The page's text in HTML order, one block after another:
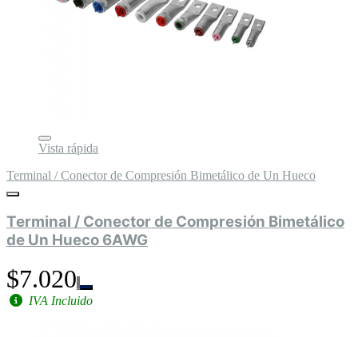
Vista rápida
Terminal / Conector de Compresión Bimetálico de Un Hueco
Terminal / Conector de Compresión Bimetálico
de Un Hueco 6AWG
$7.020
IVA Incluido